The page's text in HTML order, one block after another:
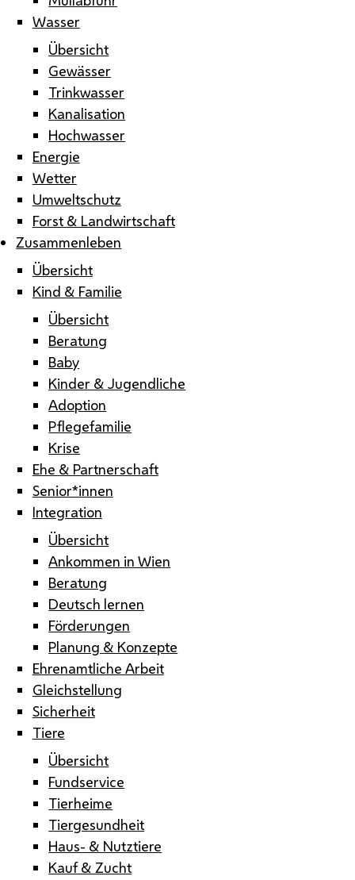
Wasser
Übersicht
Gewässer
Trinkwasser
Kanalisation
Hochwasser
Energie
Wetter
Umweltschutz
Forst & Landwirtschaft
Zusammenleben
Übersicht
Kind & Familie
Übersicht
Beratung
Baby
Kinder & Jugendliche
Adoption
Pflegefamilie
Krise
Ehe & Partnerschaft
Senior*innen
Integration
Übersicht
Ankommen in Wien
Beratung
Deutsch lernen
Förderungen
Planung & Konzepte
Ehrenamtliche Arbeit
Gleichstellung
Sicherheit
Tiere
Übersicht
Fundservice
Tierheime
Tiergesundheit
Haus- & Nutztiere
Kauf & Zucht